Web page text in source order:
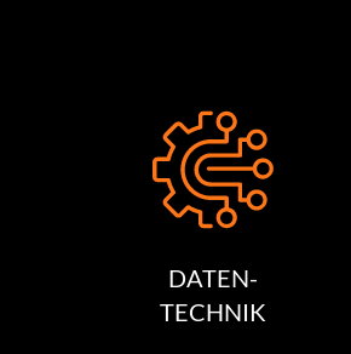
DATEN-
TECHNIK